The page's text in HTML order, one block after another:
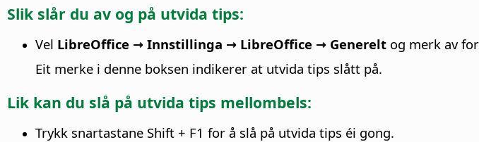
Slik slår du av og på utvida tips:
Vel LibreOffice → Innstillinga → LibreOffice → Generelt og merk av for
Eit merke i denne boksen indikerer at utvida tips slått på.
Lik kan du slå på utvida tips mellombels:
Trykk snartastane Shift + F1 for å slå på utvida tips éi gong.